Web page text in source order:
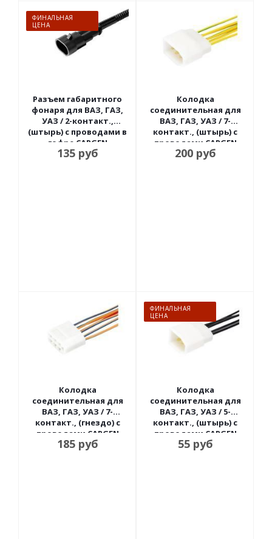
ФИНАЛЬНАЯ
ЦЕНА
Разъем габаритного
фонаря для ВАЗ, ГАЗ,
УАЗ / 2-контакт.,
(штырь) с проводами в
гофре CARGEN
135руб
Колодка
соединительная для
ВАЗ, ГАЗ, УАЗ / 7-
контакт., (штырь) с
проводами CARGEN
200руб
Колодка
соединительная для
ВАЗ, ГАЗ, УАЗ / 7-
контакт., (гнездо) с
проводами CARGEN
185руб
ФИНАЛЬНАЯ
ЦЕНА
Колодка
соединительная для
ВАЗ, ГАЗ, УАЗ / 5-
контакт., (штырь) с
проводами CARGEN
55руб